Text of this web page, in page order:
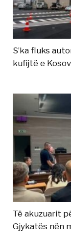
S’ka fluks
kufijtë e
Të akuzuarit
Gjykatës nën